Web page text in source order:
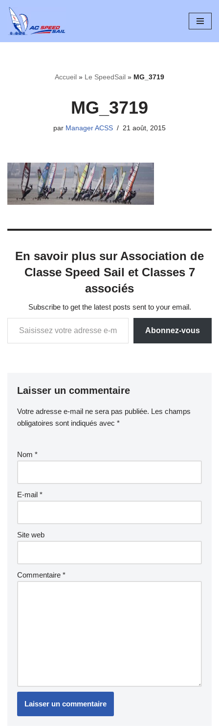
Aller
au
Accueil » Le SpeedSail » MG_3719
MG_3719
par Manager ACSS 21 août, 2015
En savoir plus sur Association de
Classe Speed Sail et Classes 7
associés
Subscribe to get the latest posts sent to your email.
Abonnez-vous
Laisser un commentaire
Votre adresse e-mail ne sera pas publiée. Les champs
obligatoires sont indiqués avec *
Nom *
E-mail *
Site web
Commentaire *